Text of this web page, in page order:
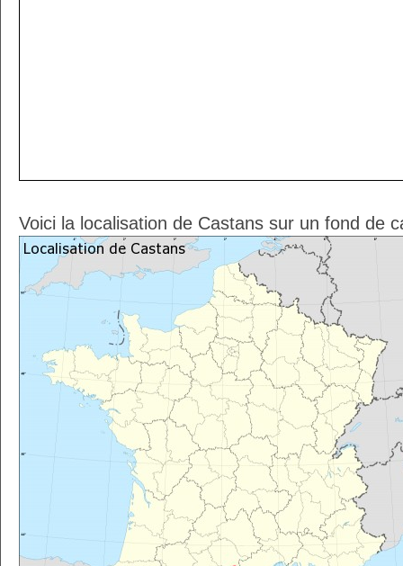
Voici la localisation de Castans sur un fond de